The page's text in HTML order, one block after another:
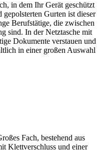
in dem Ihr Gerät geschützt
Gurten ist dieser
Berufstätige, die zwischen
sind. In der Netztasche mit
Dokumente verstauen und
in einer großen Auswahl
Fach, bestehend aus
Klettverschluss und einer